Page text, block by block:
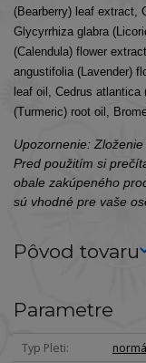
(Bearberry) leaf extract,
Glycyrrhiza glabra
(Calendula) flower
angustifolia (Lavender)
leaf oil, Cedrus atlantica
(Turmeric) root oil,
Upozornenie:
Pred použitím si
obale zakúpeného
sú vhodné pre vaše
Pôvod tovaru
Parametre
Typ Pleti